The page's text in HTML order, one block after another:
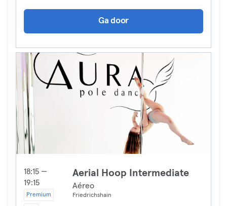
Ga door
18:15 —
19:15
Premium
Aerial Hoop Intermediate
Aéreo
Friedrichshain